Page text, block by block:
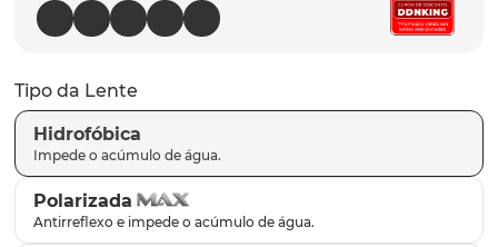
Tipo da Lente
Hidrofóbica
Polarizada
9º parafusos